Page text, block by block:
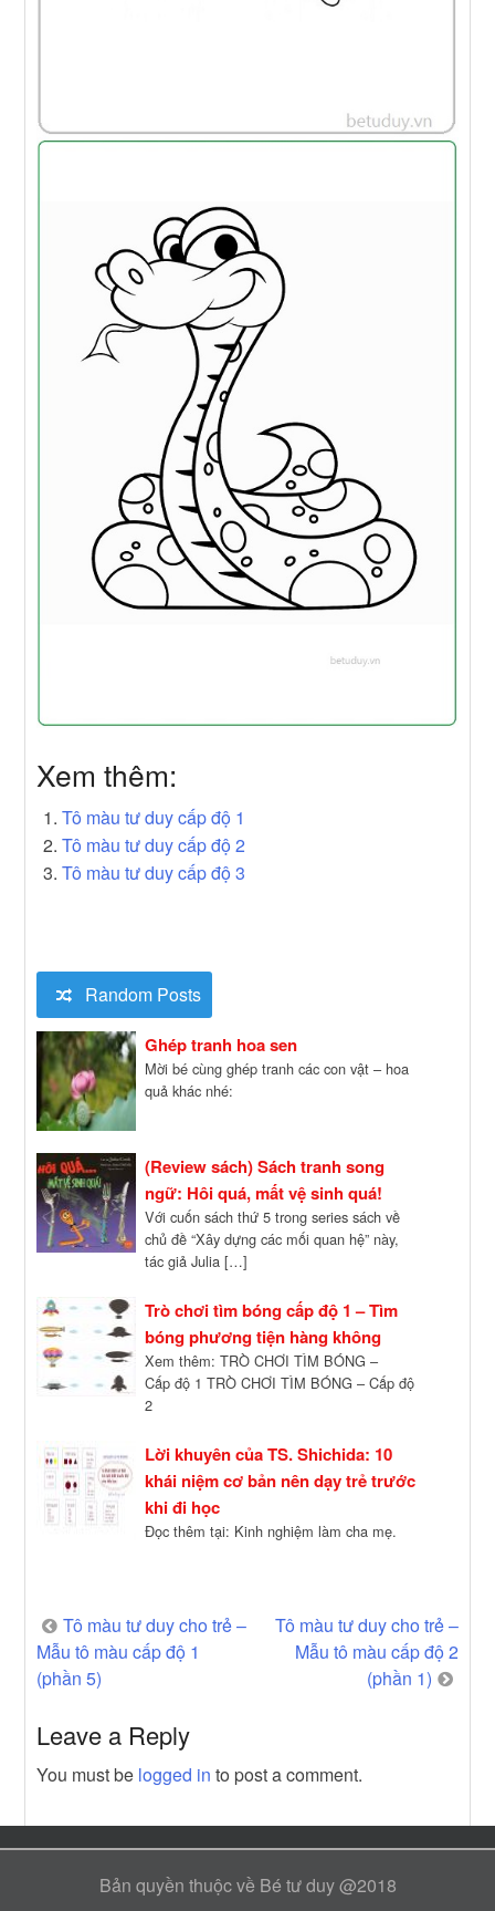
Xem thêm:
Tô màu tư duy cấp độ 1
Tô màu tư duy cấp độ 2
Tô màu tư duy cấp độ 3
Random Posts
Ghép tranh hoa sen
Mời bé cùng ghép tranh các con vật – hoa
quả khác nhé:
(Review sách) Sách tranh song
ngữ: Hôi quá, mất vệ sinh quá!
Với cuốn sách thứ 5 trong series sách về
chủ đề “Xây dựng các mối quan hệ” này,
tác giả Julia […]
Trò chơi tìm bóng cấp độ 1 – Tìm
bóng phương tiện hàng không
Xem thêm: TRÒ CHƠI TÌM BÓNG –
Cấp độ 1 TRÒ CHƠI TÌM BÓNG – Cấp độ
2
Lời khuyên của TS. Shichida: 10
khái niệm cơ bản nên dạy trẻ trước
khi đi học
Đọc thêm tại: Kinh nghiệm làm cha mẹ.
Post
navigation
Tô màu tư duy cho trẻ –
Mẫu tô màu cấp độ 1
(phần 5)
Tô màu tư duy cho trẻ –
Mẫu tô màu cấp độ 2
(phần 1)
Leave a Reply
You must be logged in to post a comment.
Bản quyền thuộc về Bé tư duy @2018